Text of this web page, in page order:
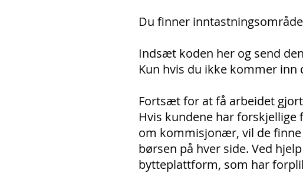
Du finner
Indsæt koden her og send
Kun hvis du ikke kommer inn
Fortsæt for at få arbeidet
Hvis kundene har
om kommisjonær, vil de finne
børsen på hver side. Ved
bytteplattform, som har